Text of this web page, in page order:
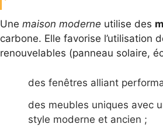
Une maison moderne utilise des
carbone. Elle favorise l’utilisation
renouvelables (panneau solaire,
des fenêtres alliant
des meubles uniques avec
style moderne et ancien ;